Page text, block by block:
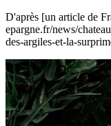
D'après [un article de
epargne.fr/news/
des-argiles-et-la-